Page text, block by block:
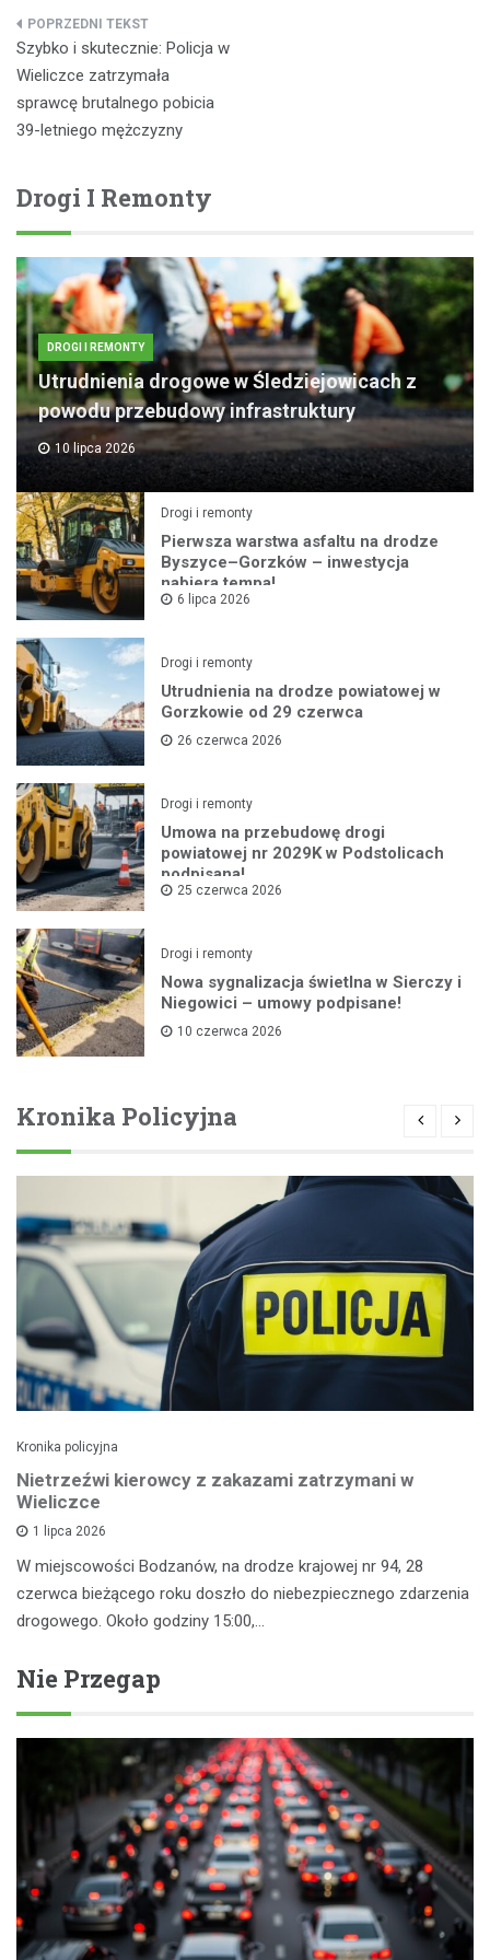
Nawigacja
wpisu
Szybko i skutecznie: Policja w
Wieliczce zatrzymała
sprawcę brutalnego pobicia
39-letniego mężczyzny
Drogi I Remonty
DROGI I REMONTY
Utrudnienia drogowe w Śledziejowicach z
powodu przebudowy infrastruktury
10 lipca 2026
Drogi i remonty
Pierwsza warstwa asfaltu na drodze
Byszyce–Gorzków – inwestycja
nabiera tempa!
6 lipca 2026
Drogi i remonty
Utrudnienia na drodze powiatowej w
Gorzkowie od 29 czerwca
26 czerwca 2026
Drogi i remonty
Umowa na przebudowę drogi
powiatowej nr 2029K w Podstolicach
podpisana!
25 czerwca 2026
Drogi i remonty
Nowa sygnalizacja świetlna w Sierczy i
Niegowici – umowy podpisane!
10 czerwca 2026
Kronika Policyjna
Kronika policyjna
Nietrzeźwi kierowcy z zakazami zatrzymani w
Wieliczce
1 lipca 2026
W miejscowości Bodzanów, na drodze krajowej nr 94, 28
czerwca bieżącego roku doszło do niebezpiecznego zdarzenia
drogowego. Około godziny 15:00,…
Nie Przegap